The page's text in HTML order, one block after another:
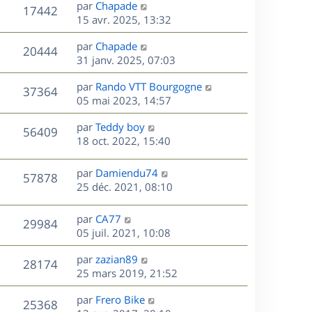
e
n
i
e
r
m
e
s
s
a
g
e
17442V
u
D
e
r
n
i
e
r
m
e
s
s
a
g
e
par Chapade
15 avr. 2025, 13:32
20444V
u
s
D
e
r
n
i
e
r
m
e
s
s
e
par Chapade
31 janv. 2025, 07:03
37364V
u
D
e
r
n
i
e
r
m
s
a
e
par Rando VTT Bourgogne
05 mai 2023, 14:57
56409V
u
e
s
D
e
n
i
r
m
e
s
a
e
par Teddy boy
18 oct. 2022, 15:40
57878V
u
e
D
e
i
e
r
m
e
s
par Damiendu74
25 déc. 2021, 08:10
29984V
u
s
D
e
r
n
i
e
r
par CA77
05 juil. 2021, 10:08
28174V
u
D
e
r
n
par zazian89
25 mars 2019, 21:52
25368V
D
par Frero Bike